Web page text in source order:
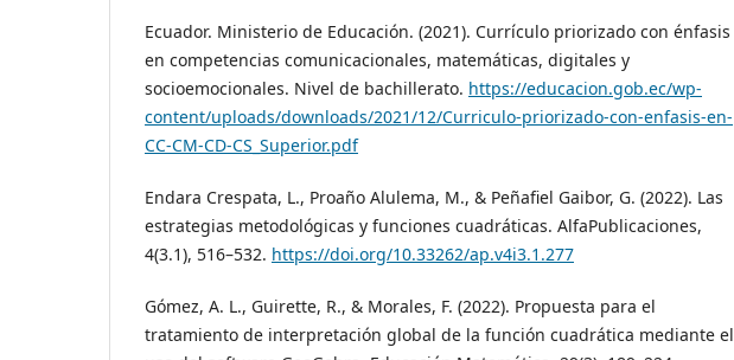
Ecuador. Ministerio de Educación. (2021). Currículo priorizado con énfasis
en competencias comunicacionales, matemáticas, digitales y
socioemocionales. Nivel de bachillerato. https://educacion.gob.ec/wp-
content/uploads/downloads/2021/12/Curriculo-priorizado-con-enfasis-en-
CC-CM-CD-CS_Superior.pdf
Endara Crespata, L., Proaño Alulema, M., & Peñafiel Gaibor, G. (2022). Las
estrategias metodológicas y funciones cuadráticas. AlfaPublicaciones,
4(3.1), 516–532. https://doi.org/10.33262/ap.v4i3.1.277
Gómez, A. L., Guirette, R., & Morales, F. (2022). Propuesta para el
tratamiento de interpretación global de la función cuadrática mediante el